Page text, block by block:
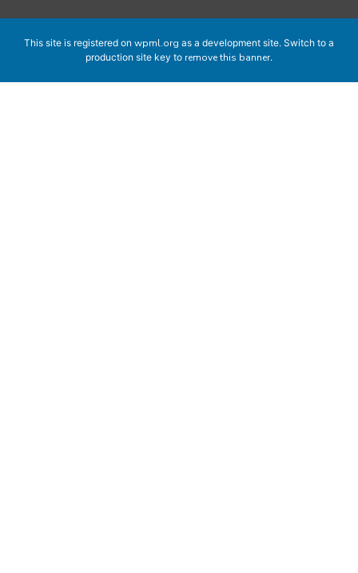
This site is registered on wpml.org as a development site. Switch to a
production site key to remove this banner.